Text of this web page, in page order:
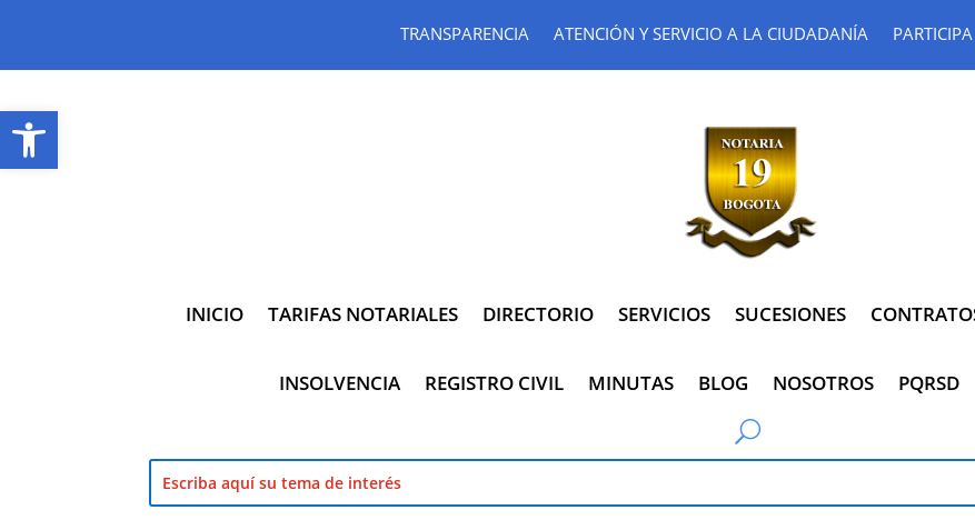
Abrir barra de herramientas
TRANSPARENCIA ATENCIÓN Y SERVICIO A LA CIUDADANÍA PARTICIPA
INICIO TARIFAS NOTARIALES DIRECTORIO SERVICIOS SUCESIONES
INSOLVENCIA REGISTRO CIVIL MINUTAS BLOG NOSOTROS PQRSD